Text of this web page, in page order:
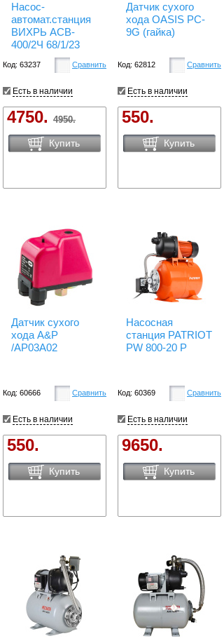
Насос-
автомат.станция
ВИХРЬ АСВ-
400/2Ч 68/1/23
Код: 63237 Сравнить
Есть в наличии
4750. 4950.
Купить
Датчик сухого
хода OASIS PC-
9G (гайка)
Код: 62812 Сравнить
Есть в наличии
550.
Купить
Датчик сухого
хода A&P
/AP03A02
Код: 60666 Сравнить
Есть в наличии
550.
Купить
Насосная
станция PATRIOT
PW 800-20 P
Код: 60369 Сравнить
Есть в наличии
9650.
Купить